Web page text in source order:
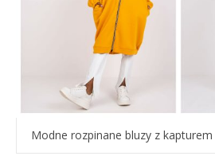
Modne rozpinane bluzy z